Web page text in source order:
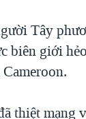
Tây
biên giới
thiệt mạng